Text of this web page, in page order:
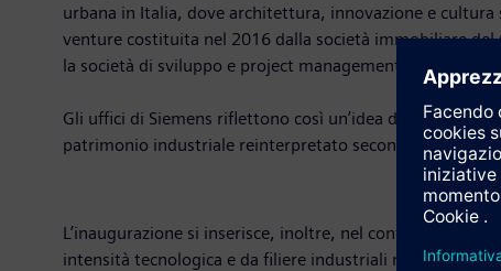
urbana in Italia, dove architettura, innovazione e
venture costituita nel 2016 dalla società immobiliare del
la società di sviluppo e project management che
Gli uffici di Siemens riflettono così un’idea di lavoro
patrimonio industriale reinterpretato secondo criteri di
L’inaugurazione si inserisce, inoltre, nel contesto di
intensità tecnologica e da filiere industriali nelle quali